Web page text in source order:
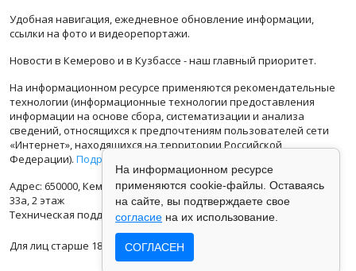
Удобная навигация, ежедневное обновление информации,
ссылки на фото и видеорепортажи.
Новости в Кемерово и в Кузбассе - наш главный приоритет.
На информационном ресурсе применяются рекомендательные
технологии (информационные технологии предоставления
информации на основе сбора, систематизации и анализа
сведений, относящихся к предпочтениям пользователей сети
«Интернет», находящихся на территории Российской
Федерации). Подробная информация
Адрес: 650000, Кемеровская Область, г.Кемерово, ул.Кузбасская
33а, 2 этаж
Техническая поддержка: support@vse42.ru
Для лиц старше 18 лет.
На информационном ресурсе
применяются cookie-файлы. Оставаясь
на сайте, вы подтверждаете свое
согласие на их использование.
СОГЛАСЕН